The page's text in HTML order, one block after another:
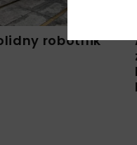
robotnik